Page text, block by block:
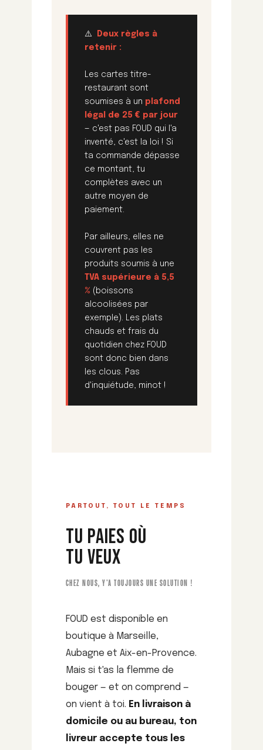
⚠️
Deux règles à
retenir :
Les cartes titre-
restaurant sont
soumises à un plafond
légal de 25 € par jour
— c'est pas FOUD qui l'a
inventé, c'est la loi ! Si
ta commande dépasse
ce montant, tu
complètes avec un
autre moyen de
paiement.
Par ailleurs, elles ne
couvrent pas les
produits soumis à une
TVA supérieure à 5,5
% (boissons
alcoolisées par
exemple). Les plats
chauds et frais du
quotidien chez FOUD
sont donc bien dans
les clous. Pas
d'inquiétude, minot !
PARTOUT, TOUT LE TEMPS
TU PAIES OÙ
TU VEUX
CHEZ NOUS, Y'A TOUJOURS UNE SOLUTION !
FOUD est disponible en
boutique à Marseille,
Aubagne et Aix-en-Provence.
Mais si t'as la flemme de
bouger — et on comprend —
on vient à toi. En livraison à
domicile ou au bureau, ton
livreur accepte tous les